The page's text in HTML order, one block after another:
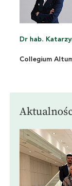
Dr hab.
Collegium